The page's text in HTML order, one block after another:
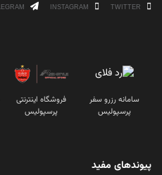
سامانه رزرو سفر
پرسپولیس
فروشگاه اینترنتی
پرسپولیس
پیوندهای مفید